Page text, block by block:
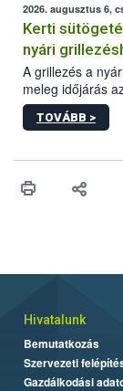
érésű szőlőkben
védekezésre. Az
felhasználók
engedélyezett.
2026. augusztus 6,
Kerti
nyári
A grillezés a
meleg időjárás
gyorsabb
ezért nem
higiéniai
biztonsági
TOVÁBB >
Hivatalunk
Bemutatkozás
Szervezeti
Gazdálkodási